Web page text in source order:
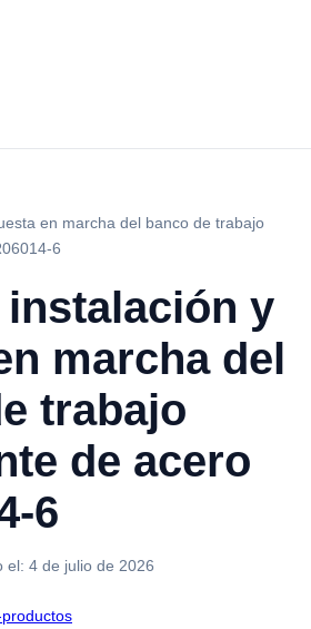
en marcha del banco de trabajo
6
instalación y
marcha del
trabajo
de acero
6
el: 4 de julio de 2026